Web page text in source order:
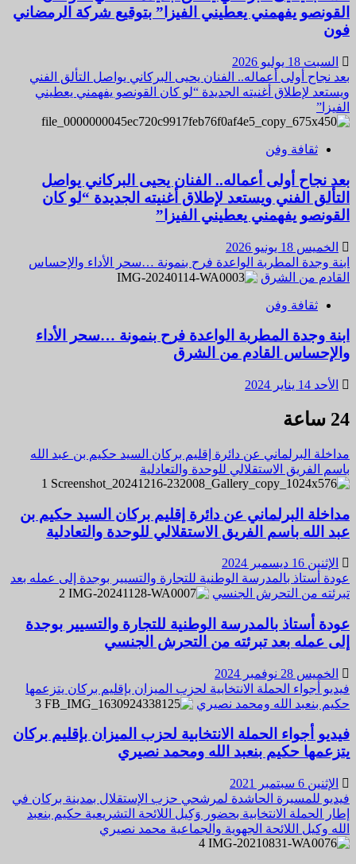
القونصو يفهمني يعطيني الفيزا” بتوقيع شركة الرمضاني
فون
السبت 18 يوليو 2026
بعد نجاح أولى أعماله.. الفنان يحيى البركاني يواصل التألق الفني
ويستعد لإطلاق أغنيته الجديدة “لو كان القونصو يفهمني يعطيني
الفيزا”
ثقافة وفن
بعد نجاح أولى أعماله.. الفنان يحيى البركاني يواصل
التألق الفني ويستعد لإطلاق أغنيته الجديدة “لو كان
القونصو يفهمني يعطيني الفيزا”
الخميس 18 يونيو 2026
ابنة وجدة المطربة الواعدة فرح بنمونة …سحر الأداء والإحساس
القادم من الشرق
ثقافة وفن
ابنة وجدة المطربة الواعدة فرح بنمونة …سحر الأداء
والإحساس القادم من الشرق
الأحد 14 يناير 2024
24 ساعة
مداخلة البرلماني عن دائرة إقليم بركان السيد حكيم بن عبد الله
باسم الفريق الاستقلالي للوحدة والتعادلية
1
مداخلة البرلماني عن دائرة إقليم بركان السيد حكيم بن
عبد الله باسم الفريق الاستقلالي للوحدة والتعادلية
الإثنين 16 ديسمبر 2024
عودة أستاذ بالمدرسة الوطنية للتجارة والتسيير بوجدة إلى عمله بعد
تبرئته من التحرش الجنسي
2
عودة أستاذ بالمدرسة الوطنية للتجارة والتسيير بوجدة
إلى عمله بعد تبرئته من التحرش الجنسي
الخميس 28 نوفمبر 2024
فيديو أجواء الحملة الانتخابية لحزب الميزان بإقليم بركان يتزعمها
حكيم بنعبد الله ومحمد نصيري
3
فيديو أجواء الحملة الانتخابية لحزب الميزان بإقليم بركان
يتزعمها حكيم بنعبد الله ومحمد نصيري
الإثنين 6 سبتمبر 2021
فيديو للمسيرة الحاشدة لمرشحي حزب الإستقلال بمدينة بركان في
إطار الحملة الانتخابية بحضور وَكِيل اللائحة التشريعية حكيم بنعبد
الله وكيل اللائحة الجهوية والجماعية محمد نصيري
4